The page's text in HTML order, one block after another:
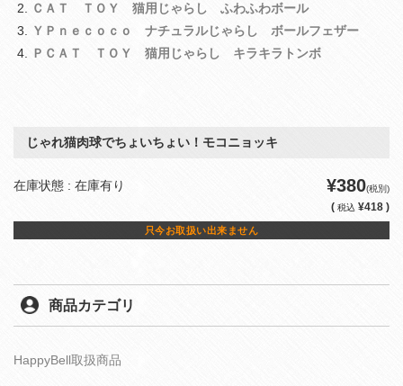
ＣＡＴ ＴＯＹ 猫用じゃらし ふわふわボール
ＹＰｎｅｃｏｃｏ ナチュラルじゃらし ボールフェザー
ＰＣＡＴ ＴＯＹ 猫用じゃらし キラキラトンボ
じゃれ猫肉球でちょいちょい！モコニョッキ
在庫状態 : 在庫有り ¥380(税別)
( 税込 ¥418 )
只今お取扱い出来ません
商品カテゴリ
HappyBell取扱商品